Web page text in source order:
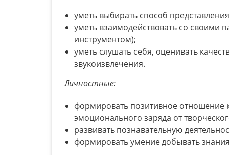
уметь выбирать способ
уметь взаимодействовать со своими
инструментом);
уметь слушать себя, оценивать
звукоизвлечения.
Личностные:
формировать позитивное отношение
эмоционального заряда от
развивать познавательную
формировать умение добывать